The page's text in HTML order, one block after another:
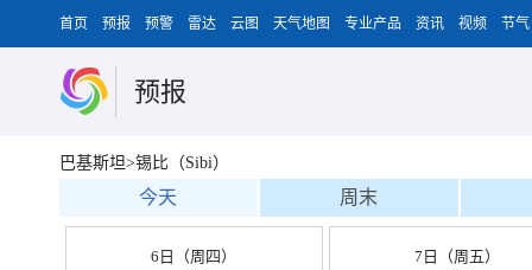
首页 预报 预警 雷达 云图 天气地图 专业产品 资讯 视频 节气
预报
巴基斯坦>锡比（Sibi）
今天 周末
6日（周四）
7日（周五）